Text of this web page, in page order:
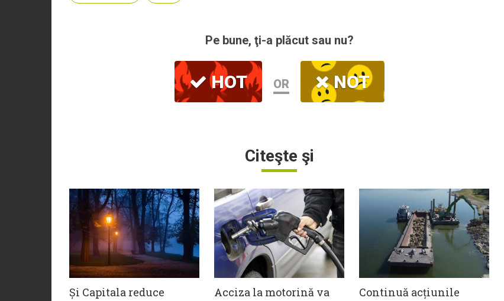
Pe bune, ţi-a plăcut sau nu?
HOT OR NOT
Citeşte şi
Și Capitala reduce
Acciza la motorină va
Continuă acțiunile